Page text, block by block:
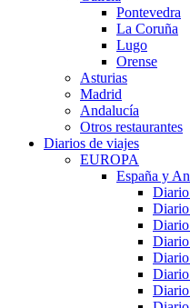
Pontevedra
La Coruña
Lugo
Orense
Asturias
Madrid
Andalucía
Otros restaurantes
Diarios de viajes
EUROPA
España y
Diario